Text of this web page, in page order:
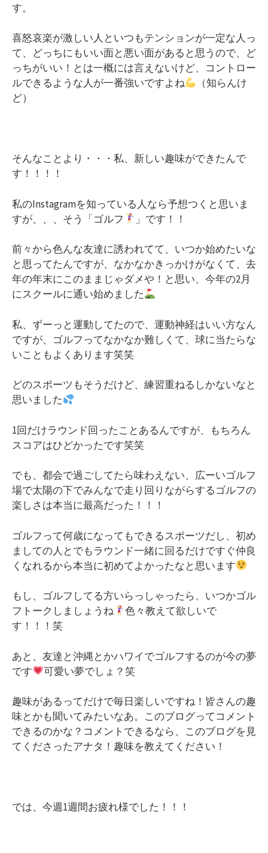
す。
喜怒哀楽が激しい人といつもテンションが一定な人っ
て、どっちにもいい面と悪い面があると思うので、ど
っちがいい！とは一概には言えないけど、コントロー
ルできるような人が一番強いですよね
（知らんけ
ど）
そんなことより・・・私、新しい趣味ができたんで
す！！！！
私のInstagramを知っている人なら予想つくと思いま
すが、、、そう「ゴルフ
」です！！
前々から色んな友達に誘われてて、いつか始めたいな
と思ってたんですが、なかなかきっかけがなくて、去
年の年末にこのままじゃダメや！と思い、今年の2月
にスクールに通い始めました
私、ずーっと運動してたので、運動神経はいい方なん
ですが、ゴルフってなかなか難しくて、球に当たらな
いこともよくあります笑笑
どのスポーツもそうだけど、練習重ねるしかないなと
思いました
1回だけラウンド回ったことあるんですが、もちろん
スコアはひどかったです笑笑
でも、都会で過ごしてたら味わえない、広ーいゴルフ
場で太陽の下でみんなで走り回りながらするゴルフの
楽しさは本当に最高だった！！！
ゴルフって何歳になってもできるスポーツだし、初め
ましての人とでもラウンド一緒に回るだけですぐ仲良
くなれるから本当に初めてよかったなと思います
もし、ゴルフしてる方いらっしゃったら、いつかゴル
フトークしましょうね
色々教えて欲しいで
す！！！笑
あと、友達と沖縄とかハワイでゴルフするのが今の夢
です
可愛い夢でしょ？笑
趣味があるってだけで毎日楽しいですね！皆さんの趣
味とかも聞いてみたいなあ。このブログってコメント
できるのかな？コメントできるなら、このブログを見
てくださったアナタ！趣味を教えてください！
では、今週1週間お疲れ様でした！！！